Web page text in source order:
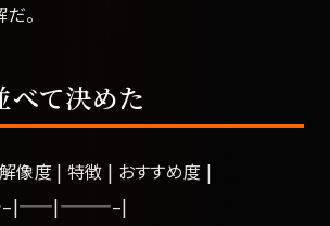
。
べて決めた
像度 | 特徴 | おすすめ度 |